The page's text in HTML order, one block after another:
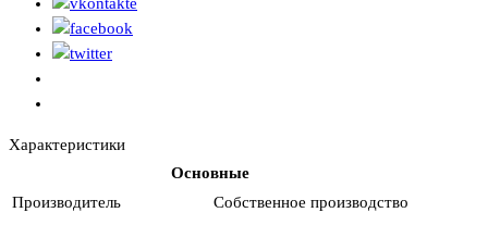
Характеристики
Основные
Производитель
Собственное производство